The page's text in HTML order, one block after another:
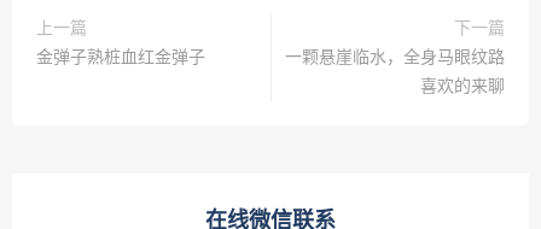
上一篇
金弹子熟桩血红金弹子
下一篇
一颗悬崖临水，全身马眼纹路
喜欢的来聊
在线微信联系